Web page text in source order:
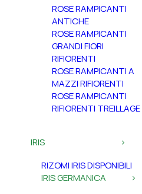
ROSE RAMPICANTI
ANTICHE
ROSE RAMPICANTI
GRANDI FIORI
RIFIORENTI
ROSE RAMPICANTI A
MAZZI RIFIORENTI
ROSE RAMPICANTI
RIFIORENTI TREILLAGE
IRIS
RIZOMI IRIS DISPONIBILI
IRIS GERMANICA